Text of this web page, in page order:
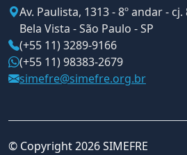
Av. Paulista, 1313 - 8º andar - cj.
Bela Vista - São Paulo - SP
(+55 11) 3289-9166
(+55 11) 98383-2679
simefre@simefre.org.br
© Copyright 2026 SIMEFRE